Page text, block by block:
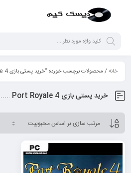
خانه/ محصولات برچسب خورده “خرید پستی بازی Port Royale 4”
خرید پستی بازی Port Royale 4